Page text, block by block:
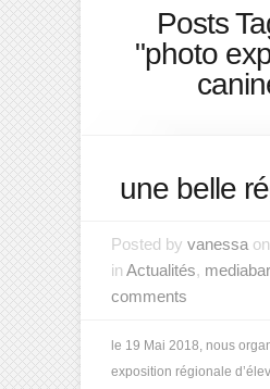
Posts
"photo
une belle
Posted by vanessa
in Actualités,
comments
le 19 Mai 2018, nous
exposition régionale